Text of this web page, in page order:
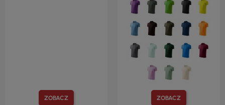
ZOBACZ ZOBACZ